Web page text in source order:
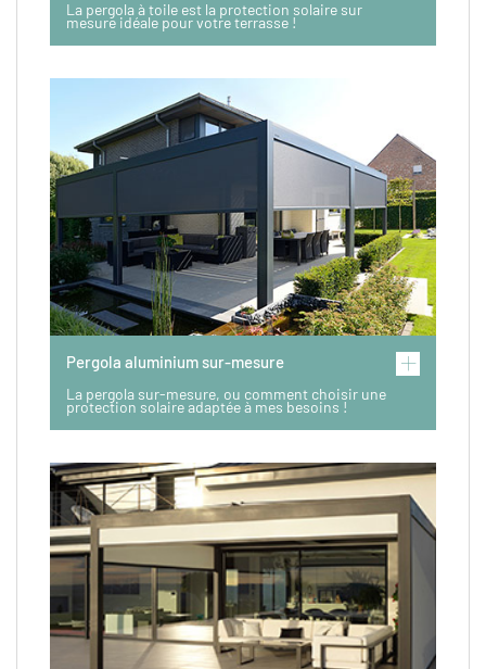
La pergola à toile est la protection solaire sur
mesure idéale pour votre terrasse !
Pergola aluminium sur-mesure
La pergola sur-mesure, ou comment choisir une
protection solaire adaptée à mes besoins !